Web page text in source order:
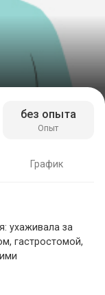
Опыт
без опыта
График
ухаживала за
гастростомой,